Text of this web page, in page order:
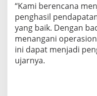
“Kami berencana
penghasil
yang baik. Dengan
menangani
ini dapat menjadi
ujarnya.